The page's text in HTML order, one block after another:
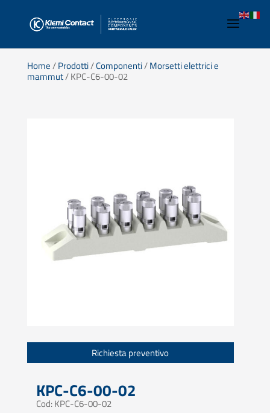
Home/Prodotti/Componenti/Morsetti elettrici e
mammut/ KPC-C6-00-02
Richiesta preventivo
KPC-C6-00-02
Cod: KPC-C6-00-02